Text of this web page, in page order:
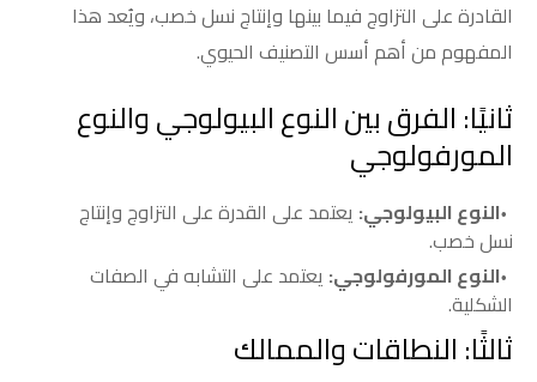
القادرة على التزاوج فيما بينها وإنتاج نسل خصب، ويُعد هذا
المفهوم من أهم أسس التصنيف الحيوي.
ثانيًا: الفرق بين النوع البيولوجي والنوع
المورفولوجي
النوع البيولوجي: يعتمد على القدرة على التزاوج وإنتاج
نسل خصب.
النوع المورفولوجي: يعتمد على التشابه في الصفات
الشكلية.
ثالثًا: النطاقات والممالك